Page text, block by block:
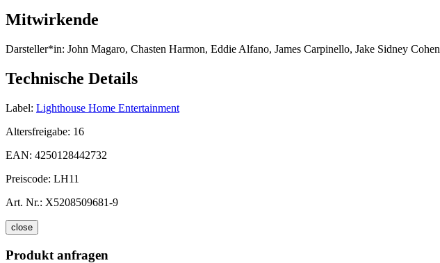
Mitwirkende
Darsteller*in: John Magaro, Chasten Harmon, Eddie Alfano, James Carpinello, Jake Sidney Cohen
Technische Details
Label: Lighthouse Home Entertainment
Altersfreigabe: 16
EAN: 4250128442732
Preiscode: LH11
Art. Nr.: X5208509681-9
close
Produkt anfragen